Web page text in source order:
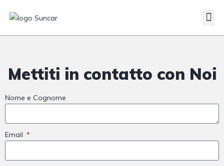
Mettiti in contatto con Noi
Nome e Cognome
Email